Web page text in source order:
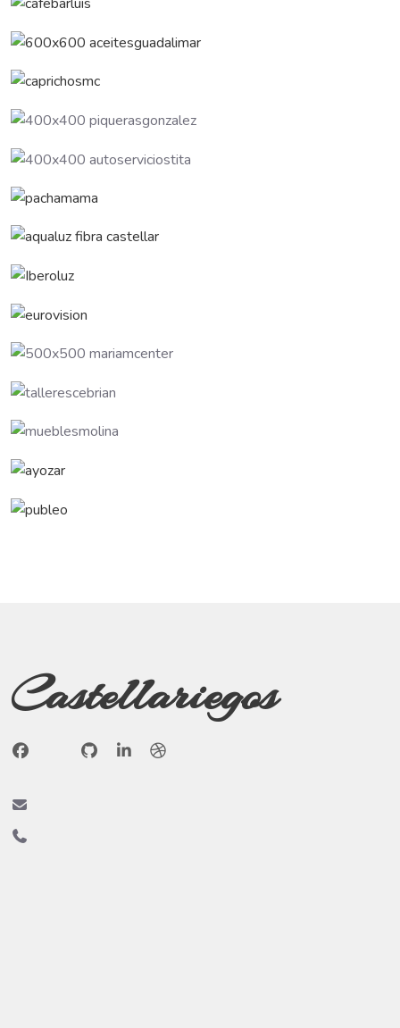
Castellariegos